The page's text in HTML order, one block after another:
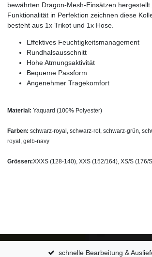
bewährten Dragon-Mesh-Einsätzen
Funktionalität in Perfektion zeichnen diese
besteht aus 1x Trikot und 1x Hose.
Effektives Feuchtigkeitsmanagement
Rundhalsausschnitt
Hohe Atmungsaktivität
Bequeme Passform
Angenehmer Tragekomfort
Material: Yaquard (100% Polyester)
Farben: schwarz-royal, schwarz-rot, schwarz-grün,
royal, gelb-navy
Grössen:XXXS (128-140), XXS (152/164), XS/S (176/
schnelle Bearbeitung &